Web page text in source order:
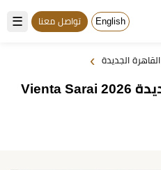
☰ English تواصل معنا
القاهرة الجديدة ›
فينتا سراي القاهرة الجديدة 2026 Vienta Sarai